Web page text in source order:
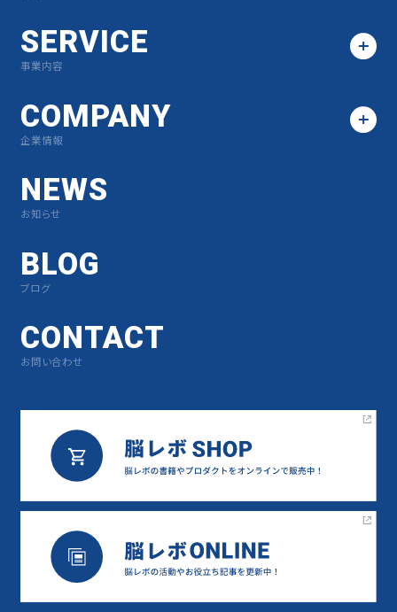
SERVICE
事業内容
COMPANY
企業情報
NEWS
お知らせ
BLOG
ブログ
CONTACT
お問い合わせ